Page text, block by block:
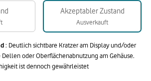
Akzeptabler Zustand
Ausverkauft
: Deutlich sichtbare Kratzer am Display und/oder
Dellen oder Oberflächenabnutzung am Gehäuse.
ist dennoch gewährleistet